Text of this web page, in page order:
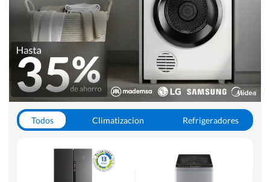
Todos Climatizacion
Refrigeradores
Hornos y Microondas